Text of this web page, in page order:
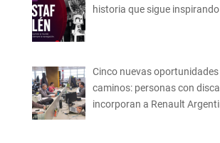
historia que sigue inspirando
Cinco nuevas oportunidades
caminos: personas con
incorporan a Renault